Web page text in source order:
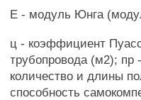
Е - модуль Юнга
ц - коэффициент
трубопровода (м2); пр
количество и длины
способность